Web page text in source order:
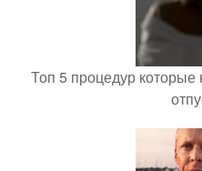
Топ 5 процедур которые